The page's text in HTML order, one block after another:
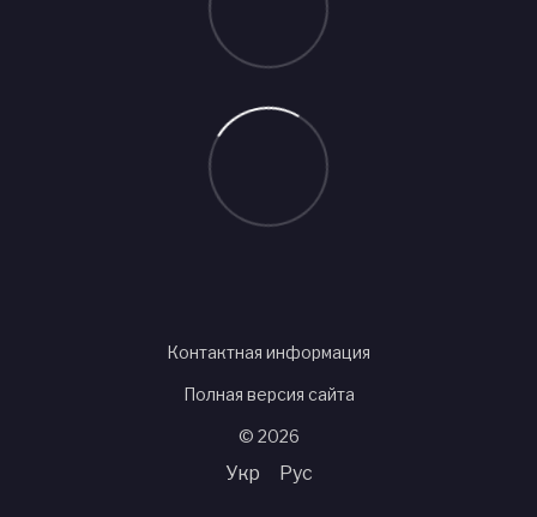
Контактная информация
Полная версия сайта
© 2026
Укр Рус